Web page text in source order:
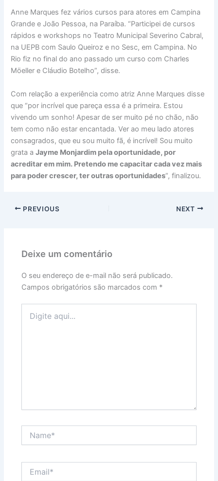
Anne Marques fez vários cursos para atores em Campina
Grande e João Pessoa, na Paraíba. “Participei de cursos
rápidos e workshops no Teatro Municipal Severino Cabral,
na UEPB com Saulo Queiroz e no Sesc, em Campina. No
Rio fiz no final do ano passado um curso com Charles
Möeller e Cláudio Botelho”, disse.
Com relação a experiência como atriz Anne Marques disse
que “por incrível que pareça essa é a primeira. Estou
vivendo um sonho! Apesar de ser muito pé no chão, não
tem como não estar encantada. Ver ao meu lado atores
consagrados, que eu sou muito fã, é incrível! Sou muito
grata aJayme Monjardim pela oportunidade, por
acreditar em mim. Pretendo me capacitar cada vez mais
para poder crescer, ter outras oportunidades”, finalizou.
PREVIOUS NEXT
Deixe um comentário
O seu endereço de e-mail não será publicado.
Campos obrigatórios são marcados com *
aqui...